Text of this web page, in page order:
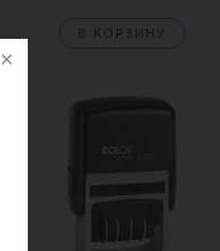
×
В КОРЗИНУ